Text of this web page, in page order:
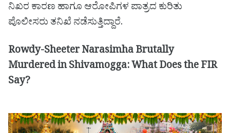
ನಿಖರ ಕಾರಣ ಹಾಗೂ ಆರೋಪಿಗಳ ಪಾತ್ರದ ಕುರಿತು
ಪೊಲೀಸರು ತನಿಖೆ ನಡೆಸುತ್ತಿದ್ದಾರೆ.
Rowdy-Sheeter Narasimha Brutally
Murdered in Shivamogga: What Does the FIR
Say?